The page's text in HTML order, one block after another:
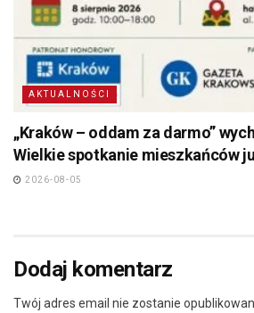
AKTUALNOŚCI
„Kraków – oddam za darmo”
Wielkie spotkanie mieszkańców
2026-08-05
Dodaj komentarz
Twój adres email nie zostanie